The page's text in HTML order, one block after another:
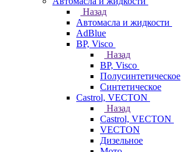
Назад
Автомасла и жидкости
AdBlue
BP, Visco
Назад
BP, Visco
Полусинтетическое
Синтетическое
Castrol, VECTON
Назад
Castrol, VECTON
VECTON
Дизельное